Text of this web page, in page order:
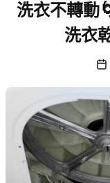
洗衣不轉動
洗衣